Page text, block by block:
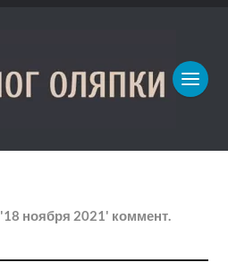
'18 ноября 2021' коммент.